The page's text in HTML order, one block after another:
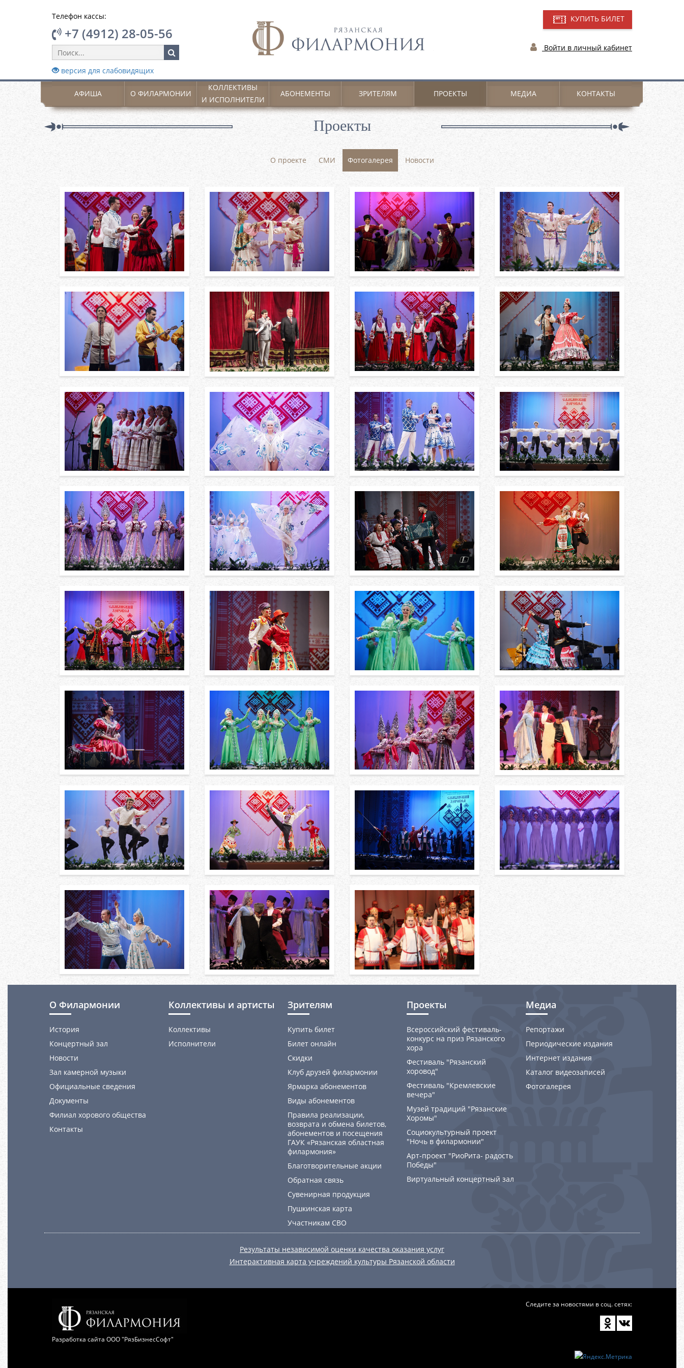
Телефон кассы:
+7 (4912) 28-05-56
версия для слабовидящих
КУПИТЬ БИЛЕТ
Войти в личный кабинет
АФИША О ФИЛАРМОНИИ
КОЛЛЕКТИВЫ
И ИСПОЛНИТЕЛИ
АБОНЕМЕНТЫ ЗРИТЕЛЯМ ПРОЕКТЫ МЕДИА КОНТАКТЫ
Проекты
О проекте СМИ Фотогалерея Новости
О Филармонии
История
Концертный зал
Новости
Зал камерной музыки
Официальные сведения
Документы
Филиал хорового общества
Контакты
Коллективы и артисты
Коллективы
Исполнители
Зрителям
Купить билет
Билет онлайн
Скидки
Клуб друзей филармонии
Ярмарка абонементов
Виды абонементов
Правила реализации,
возврата и обмена билетов,
абонементов и посещения
ГАУК «Рязанская областная
филармония»
Благотворительные акции
Обратная связь
Сувенирная продукция
Пушкинская карта
Участникам СВО
Проекты
Всероссийский фестиваль-
конкурс на приз Рязанского
хора
Фестиваль "Рязанский
хоровод"
Фестиваль "Кремлевские
вечера"
Музей традиций "Рязанские
Хоромы"
Социокультурный проект
"Ночь в филармонии"
Арт-проект "РиоРита- радость
Победы"
Виртуальный концертный зал
Медиа
Репортажи
Периодические издания
Интернет издания
Каталог видеозаписей
Фотогалерея
Результаты независимой оценки качества оказания услуг
Интерактивная карта учреждений культуры Рязанской области
Разработка сайта ООО "РязБизнесСофт"
Следите за новостями в соц. сетях: